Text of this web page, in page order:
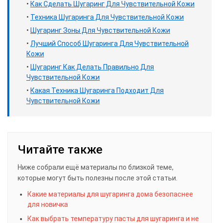
• Как Сделать Шугаринг Для Чувствительной Кожи
• Техника Шугаринга Для Чувствительной Кожи
• Шугаринг Зоны Для Чувствительной Кожи
• Лучший Способ Шугаринга Для Чувствительной
Кожи
• Шугаринг Как Делать Правильно Для
Чувствительной Кожи
• Какая Техника Шугаринга Подходит Для
Чувствительной Кожи
Читайте также
Ниже собрали ещё материалы по близкой теме,
которые могут быть полезны после этой статьи.
Какие материалы для шугаринга дома безопаснее
для новичка
Как выбрать температуру пасты для шугаринга и не